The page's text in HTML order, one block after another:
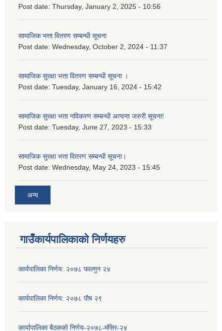
Post date: Thursday, January 2, 2025 - 10:56
सामाजिक भत्ता वितरण सम्बन्धी सूचना
Post date: Wednesday, October 2, 2024 - 11:37
सामाजिक सुरक्षा भत्ता वितरण सम्बन्धी सूचना ।
Post date: Tuesday, January 16, 2024 - 15:42
सामाजिक सुरक्षा भत्ता नविकरण सम्बन्धी अत्यन्त जरुरी सूचना!
Post date: Tuesday, June 27, 2023 - 15:33
सामाजिक सुरक्षा भत्ता वितरण सम्बन्धी सूचना।
Post date: Wednesday, May 24, 2023 - 15:45
अन्य
गाउँकार्यपालिकाको निर्णयहरु
कार्यपालिका निर्णय: २०७८ फाल्गुन २४
कार्यपालिका निर्णय: २०७८ पौष २९
कार्यापालिका बैठकको निर्णय-२०७८-मंसिर-२४